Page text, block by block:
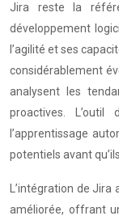
Jira reste la
développement
l’agilité et ses
considérablement
analysent les
proactives.
l’apprentissage
potentiels avant
L’intégration de
améliorée, offrant